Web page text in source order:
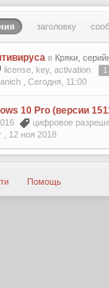
заголовку
в Кряки,
license key,activation 1
,Сегодня, 11:00
10 Pro (версии
цифровое
, 12 ноя 2018
Помощь